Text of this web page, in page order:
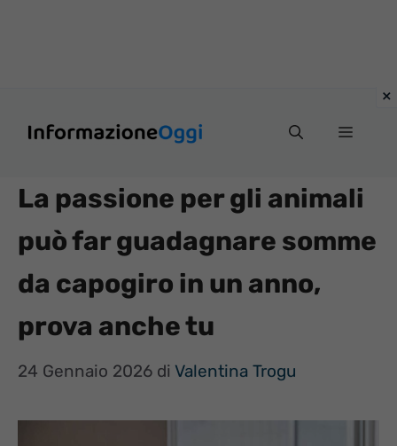
Menu
La passione per gli animali
può far guadagnare somme
da capogiro in un anno,
prova anche tu
24 Gennaio 2026 di Valentina Trogu